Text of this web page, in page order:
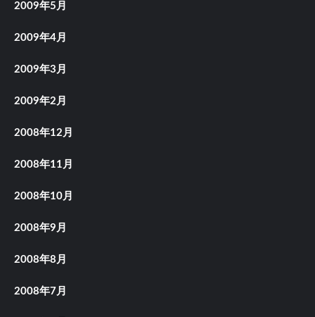
2009年5月
2009年4月
2009年3月
2009年2月
2008年12月
2008年11月
2008年10月
2008年9月
2008年8月
2008年7月